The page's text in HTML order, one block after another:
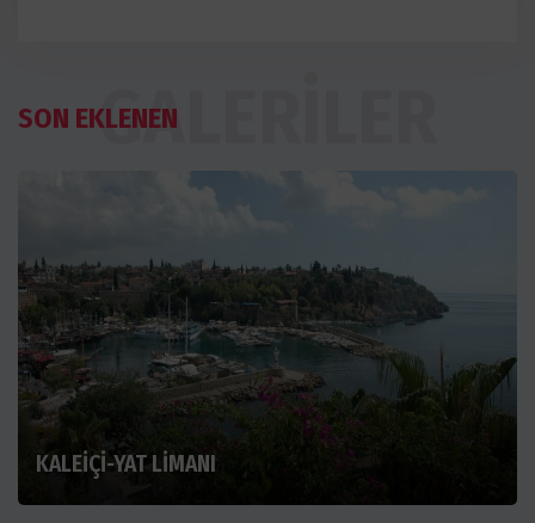
SON EKLENENGALERILER
KALEİÇİ-YAT LİMANI